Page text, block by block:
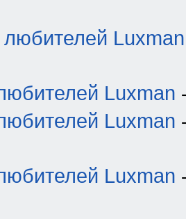
Luxman
Luxman
Luxman
Luxman